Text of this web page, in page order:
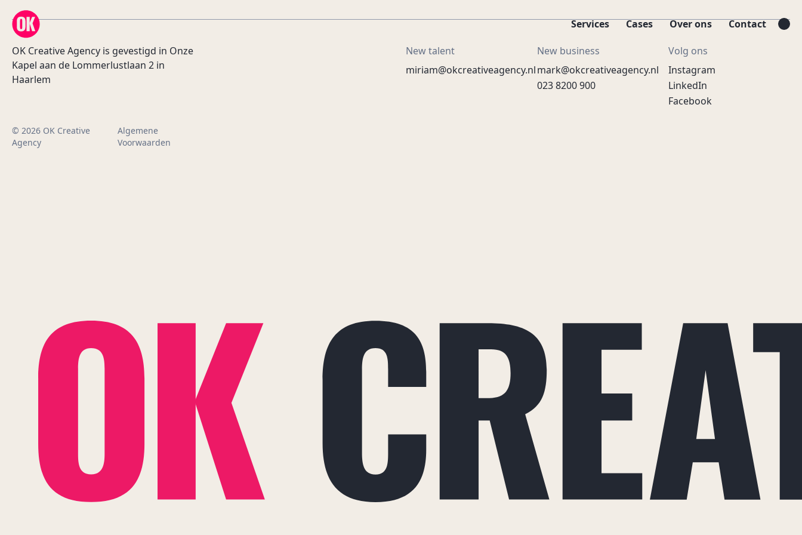
OK Creative Agency
Services Cases Over ons Contact
OK Creative Agency is gevestigd in Onze
Kapel aan de Lommerlustlaan 2 in
Haarlem
New talent
miriam@okcreativeagency.nl
New business
mark@okcreativeagency.nl
023 8200 900
Volg ons
Instagram
LinkedIn
Facebook
© 2026 OK Creative
Agency
Algemene
Voorwaarden